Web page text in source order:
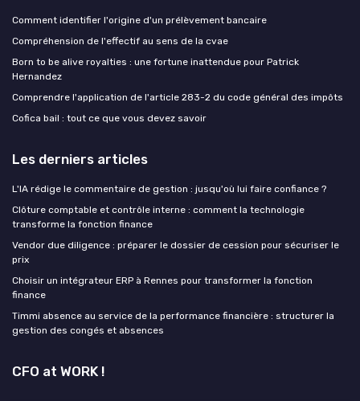
Comment identifier l'origine d'un prélèvement bancaire
Compréhension de l'effectif au sens de la cvae
Born to be alive royalties : une fortune inattendue pour Patrick
Hernandez
Comprendre l'application de l'article 283-2 du code général des impôts
Cofica bail : tout ce que vous devez savoir
Les derniers articles
L'IA rédige le commentaire de gestion : jusqu'où lui faire confiance ?
Clôture comptable et contrôle interne : comment la technologie
transforme la fonction finance
Vendor due diligence : préparer le dossier de cession pour sécuriser le
prix
Choisir un intégrateur ERP à Rennes pour transformer la fonction
finance
Timmi absence au service de la performance financière : structurer la
gestion des congés et absences
CFO at WORK !